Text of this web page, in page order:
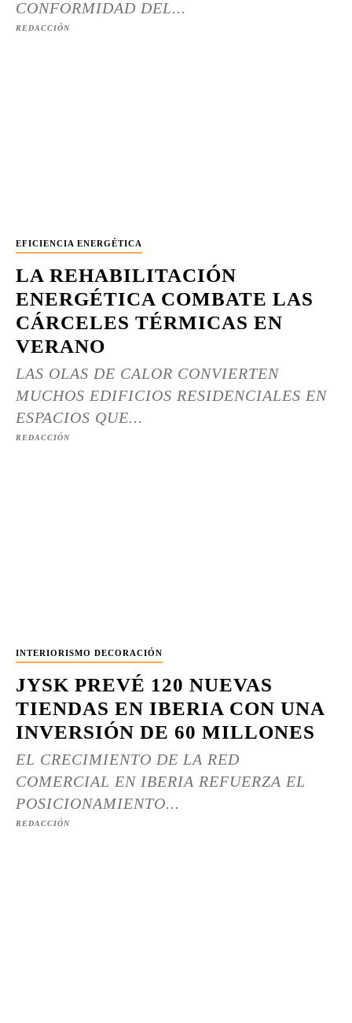
CONFORMIDAD DEL...
REDACCIÓN
EFICIENCIA ENERGÉTICA
LA REHABILITACIÓN
ENERGÉTICA COMBATE LAS
CÁRCELES TÉRMICAS EN
VERANO
LAS OLAS DE CALOR CONVIERTEN
MUCHOS EDIFICIOS RESIDENCIALES EN
ESPACIOS QUE...
REDACCIÓN
INTERIORISMO DECORACIÓN
JYSK PREVÉ 120 NUEVAS
TIENDAS EN IBERIA CON UNA
INVERSIÓN DE 60 MILLONES
EL CRECIMIENTO DE LA RED
COMERCIAL EN IBERIA REFUERZA EL
POSICIONAMIENTO...
REDACCIÓN